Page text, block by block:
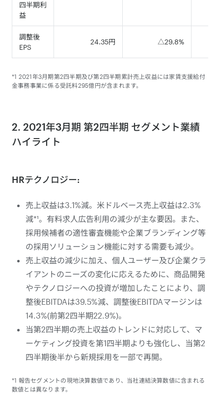
四半期利
益
調整後
EPS
24.35円 △29.8%
*1 2021年3月期第2四半期及び第2四半期累計売上収益には家賃支援給付
金事務事業に係る受託料295億円が含まれます。
2. 2021年3月期 第2四半期 セグメント業績
ハイライト
HRテクノロジー:
売上収益は3.1%減。米ドルベース売上収益は2.3%
減*¹。有料求人広告利用の減少が主な要因。また、
採用候補者の適性審査機能や企業ブランディング等
の採用ソリューション機能に対する需要も減少。
売上収益の減少に加え、個人ユーザー及び企業クラ
イアントのニーズの変化に応えるために、商品開発
やテクノロジーへの投資が増加したことにより、調
整後EBITDAは39.5%減、調整後EBITDAマージンは
14.3%(前第2四半期22.9%)。
当第2四半期の売上収益のトレンドに対応して、マ
ーケティング投資を第1四半期よりも強化し、当第2
四半期後半から新規採用を一部で再開。
*1 報告セグメントの現地決算数値であり、当社連結決算数値に含まれる
数値とは異なります。